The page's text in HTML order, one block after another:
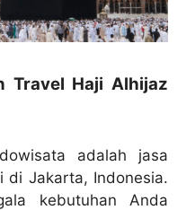
Travel Haji Alhijaz
adalah jasa
di Jakarta, Indonesia.
kebutuhan Anda